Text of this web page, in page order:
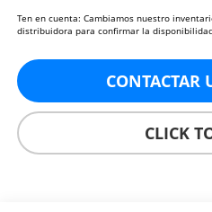
Ten en cuenta: Cambiamos nuestro
distribuidora para confirmar la
CONTACTAR
CLICK